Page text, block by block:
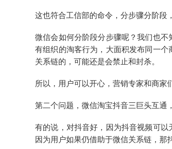
这也符合工信部的命令，分步骤分阶段
微信会如何分阶段分步骤呢？我们也
有组织的淘客行为，大面积发布同一
关系链的，可能还是会禁止和封杀。
所以，用户可以开心，营销专家和商家
第二个问题，微信淘宝抖音三巨头互通
有的说，对抖音好，因为抖音视频可
因为用户如果仍借助于微信关系链，那